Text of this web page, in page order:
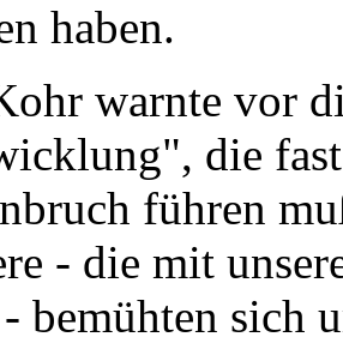
haben.
warnte vor
die
führen
- die mit
bemühten sich